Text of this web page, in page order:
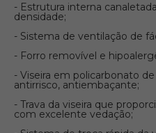
- Estrutura interna
densidade;
- Sistema de ventilação de
- Forro removível e
- Viseira em policarbonato
antirrisco, antiembaçante;
- Trava da viseira que
com excelente vedação;